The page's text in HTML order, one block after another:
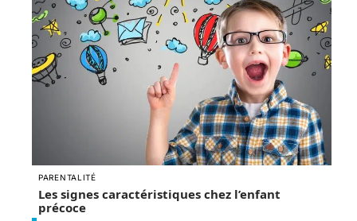
PARENTALITÉ
Les signes caractéristiques chez l’enfant
précoce